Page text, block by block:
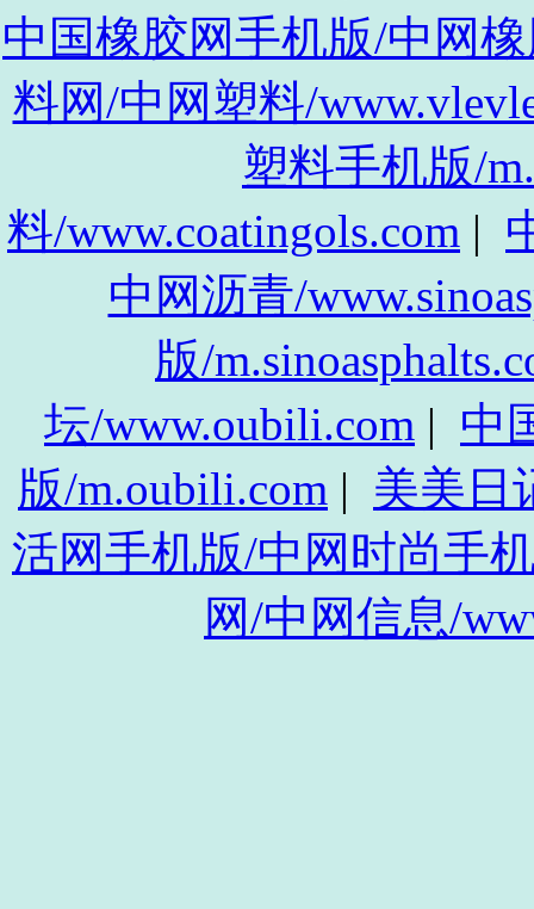
中国橡胶网手机版/中网
料网/中网塑料/
塑料手机版/
料/www.coatingols.com |
中网沥青/
版/
坛/www.oubili.com | 中
版/m.oubili.com | 美美日
活网手机版/中网时尚手
网/中网信息/